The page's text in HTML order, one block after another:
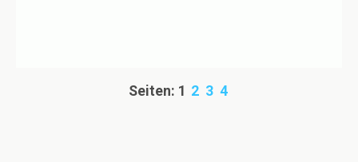
Seiten: 1 2 3 4